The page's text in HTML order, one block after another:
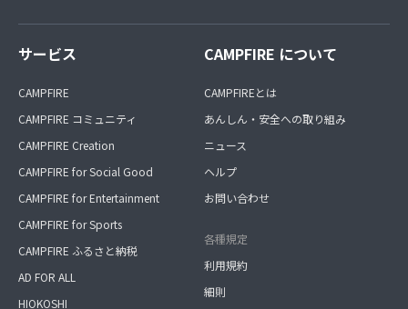
サービス
CAMPFIRE
CAMPFIRE コミュニティ
CAMPFIRE Creation
CAMPFIRE for Social Good
CAMPFIRE for Entertainment
CAMPFIRE for Sports
CAMPFIRE ふるさと納税
AD FOR ALL
HIOKOSHI
CAMPFIRE について
CAMPFIREとは
あんしん・安全への取り組み
ニュース
ヘルプ
お問い合わせ
各種規定
利用規約
細則